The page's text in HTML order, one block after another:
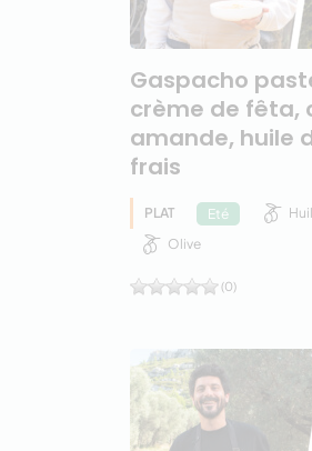
Gaspacho
crème de fêta,
amande, huile
frais
PLAT Eté
Olive
(0)